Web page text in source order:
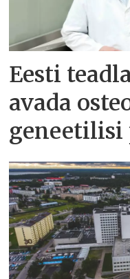
Eesti
avada
geneetilisi